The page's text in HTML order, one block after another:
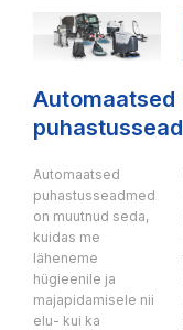
Automaatsed
Automaatsed
puhastusseadmed
on muutnud seda,
kuidas me
läheneme
hügieenile ja
majapidamisele nii
elu- kui ka